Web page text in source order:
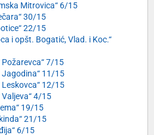
Mitrovica“ 6/15
30/15
22/15
i opšt. Bogatić, Vlad. i Koc.“
Požarevca“ 7/15
Jagodina“ 11/15
Leskovca“ 12/15
4/15
19/15
21/15
6/15